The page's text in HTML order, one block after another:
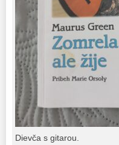
Dievča s gitarou.